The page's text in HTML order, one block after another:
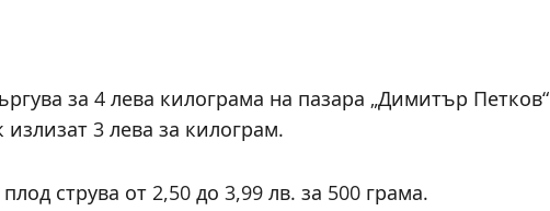
за 4 лева килограма на пазара „Димитър Петков“
3 лева за килограм.
струва от 2,50 до 3,99 лв. за 500 грама.